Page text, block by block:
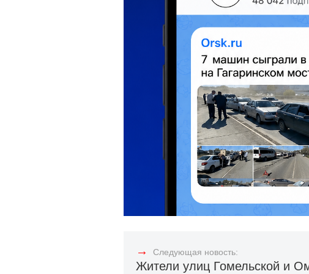
→ Следующая новость:
Жители улиц Гомельской и